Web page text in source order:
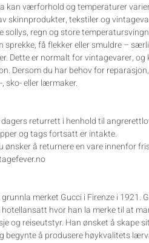
kan værforhold og temperaturer
skinnprodukter, tekstiler og
sollys, regn og store
sprekke, få flekker eller smuldre –
Dette er normalt for vintagevarer, og
Dersom du har behov for
sko- eller lærmaker.
returrett i henhold til
og tags fortsatt er intakte.
ønsker å returnere en vare innenfor
merket Gucci i Firenze i 1921.
hvor han la merke til at
og reiseutstyr. Han ønsket å skape
begynte å produsere høykvalitets